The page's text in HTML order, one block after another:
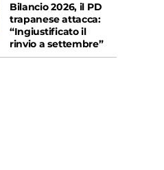
Bilancio 2026, il PD
trapanese attacca:
“Ingiustificato il
rinvio a settembre”